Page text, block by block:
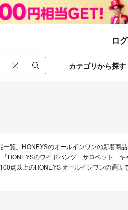
ロ
カテゴリから探す
覧。HONEYSのオールインワンの新着商
HONEYSのワイドパンツ サロペット
点以上のHONEYS オールインワンの通販